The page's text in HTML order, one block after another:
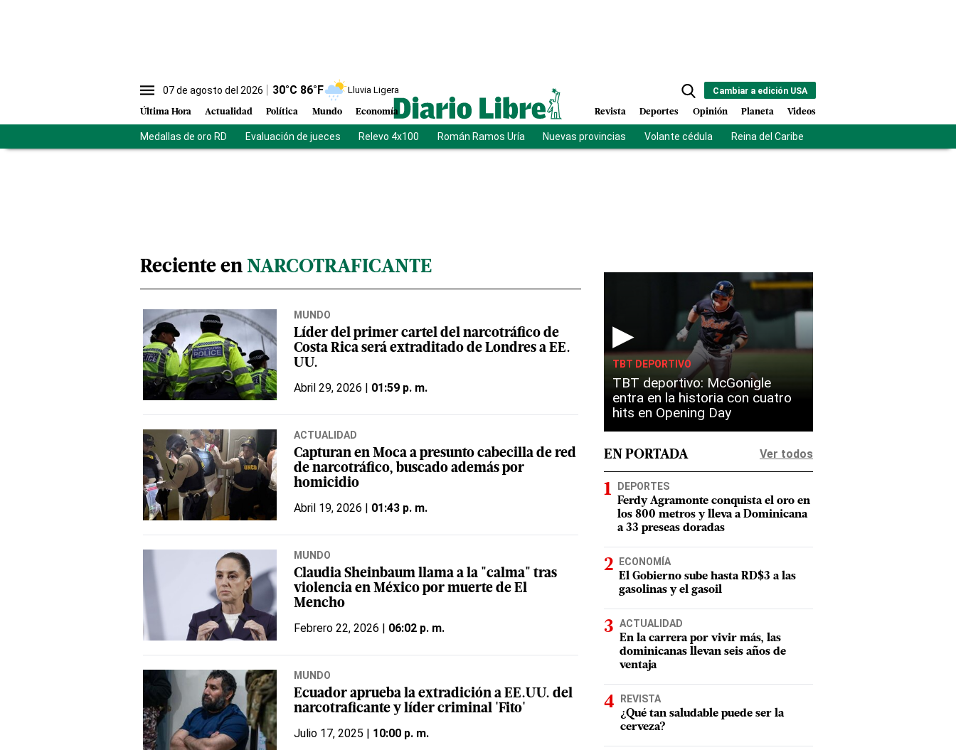
07 de agosto del 2026 30°C 86°F Lluvia Ligera
Última Hora Actualidad Política Mundo Economía
Cambiar a edición USA
Revista Deportes Opinión Planeta Videos
Medallas de oro RD Evaluación de jueces Relevo 4x100 Román Ramos Uría Nuevas provincias Volante cédula Reina del Caribe
Reciente en NARCOTRAFICANTE
MUNDO
Líder del primer cartel del narcotráfico de
Costa Rica será extraditado de Londres a EE.
UU.
Abril 29, 2026 | 01:59 p. m.
ACTUALIDAD
Capturan en Moca a presunto cabecilla de red
de narcotráfico, buscado además por
homicidio
Abril 19, 2026 | 01:43 p. m.
MUNDO
Claudia Sheinbaum llama a la "calma" tras
violencia en México por muerte de El
Mencho
Febrero 22, 2026 | 06:02 p. m.
MUNDO
Ecuador aprueba la extradición a EE.UU. del
narcotraficante y líder criminal 'Fito'
Julio 17, 2025 | 10:00 p. m.
▶
TBT DEPORTIVO
TBT deportivo: McGonigle
entra en la historia con cuatro
hits en Opening Day
EN PORTADA Ver todos
DEPORTES
Ferdy Agramonte conquista el oro en
los 800 metros y lleva a Dominicana
a 33 preseas doradas
ECONOMÍA
El Gobierno sube hasta RD$3 a las
gasolinas y el gasoil
ACTUALIDAD
En la carrera por vivir más, las
dominicanas llevan seis años de
ventaja
REVISTA
¿Qué tan saludable puede ser la
cerveza?